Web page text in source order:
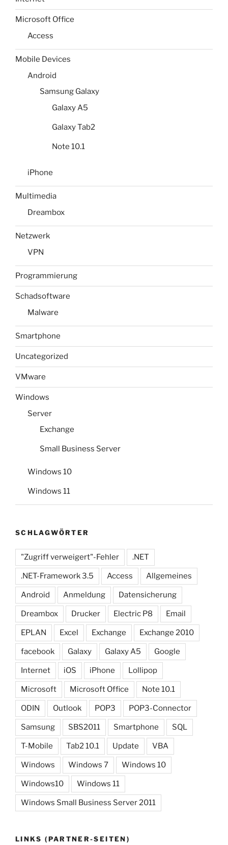
Microsoft Office
Access
Mobile Devices
Android
Samsung Galaxy
Galaxy A5
Galaxy Tab2
Note 10.1
iPhone
Multimedia
Dreambox
Netzwerk
VPN
Programmierung
Schadsoftware
Malware
Smartphone
Uncategorized
VMware
Windows
Server
Exchange
Small Business Server
Windows 10
Windows 11
SCHLAGWÖRTER
"Zugriff verweigert"-Fehler .NET
.NET-Framework 3.5 Access Allgemeines
Android Anmeldung Datensicherung
Dreambox Drucker Electric P8 Email
EPLAN Excel Exchange Exchange 2010
facebook Galaxy Galaxy A5 Google
Internet iOS iPhone Lollipop
Microsoft Microsoft Office Note 10.1
ODIN Outlook POP3 POP3-Connector
Samsung SBS2011 Smartphone SQL
T-Mobile Tab2 10.1 Update VBA
Windows Windows 7 Windows 10
Windows10 Windows 11
Windows Small Business Server 2011
LINKS (PARTNER-SEITEN)